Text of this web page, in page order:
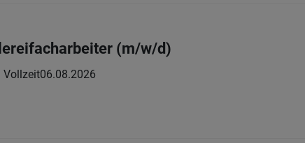
(m/w/d)
Vollzeit06.08.2026